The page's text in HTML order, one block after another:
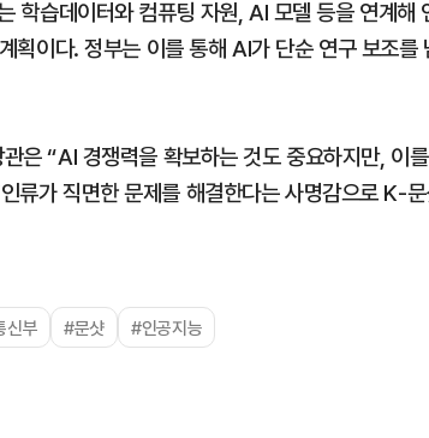
학습데이터와 컴퓨팅 자원, AI 모델 등을 연계해
획이다. 정부는 이를 통해 AI가 단순 연구 보조를
은 “AI 경쟁력을 확보하는 것도 중요하지만, 이
류가 직면한 문제를 해결한다는 사명감으로 K-
신부 #문샷 #인공지능